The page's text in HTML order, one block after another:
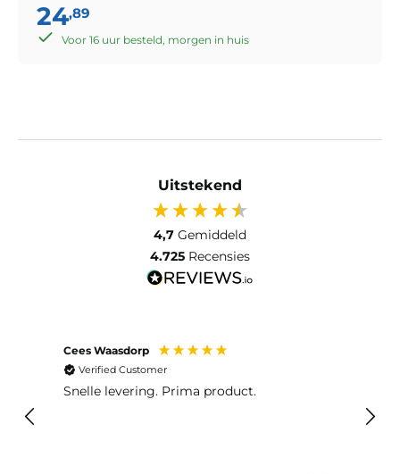
24,89
Voor 16 uur besteld, morgen in huis
Uitstekend
4,7 Gemiddeld
4.725 Recensies
Cees Waasdorp
Verified Customer
Snelle levering. Prima product.
lang